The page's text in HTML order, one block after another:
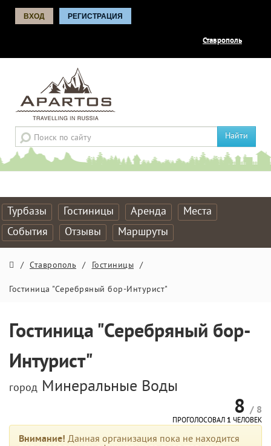
ВХОД РЕГИСТРАЦИЯ
Ставрополь
Найти
Турбазы Гостиницы Аренда
Места
События
Отзывы Маршруты
/ Ставрополь / Гостиницы /
Гостиница "Серебряный бор-Интурист"
Гостиница "Серебряный бор-
Интурист"
город Минеральные Воды
8 / 8
ПРОГОЛОСОВАЛ 1 ЧЕЛОВЕК
Внимание! Данная организация пока не находится